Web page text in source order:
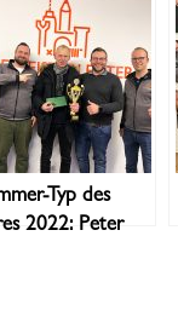
Typ des
2022: Peter